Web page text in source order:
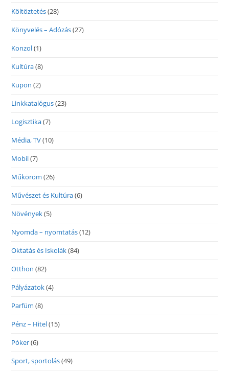
Költöztetés(28)
Könyvelés – Adózás(27)
Konzol(1)
Kultúra(8)
Kupon (2)
Linkkatalógus(23)
Logisztika(7)
Média, TV(10)
Mobil(7)
Műköröm (26)
Művészet és Kultúra(6)
Növények(5)
Nyomda – nyomtatás(12)
Oktatás és Iskolák(84)
Otthon (82)
Pályázatok(4)
Parfüm (8)
Pénz – Hitel(15)
Póker(6)
Sport, sportolás(49)